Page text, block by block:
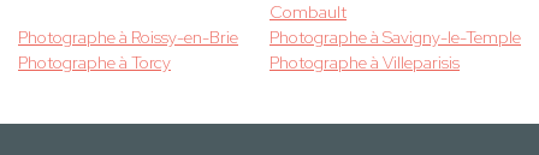
Combault
Photographe à Roissy-en-Brie
Photographe à Savigny-le-Temple
Photographe à Torcy
Photographe à Villeparisis